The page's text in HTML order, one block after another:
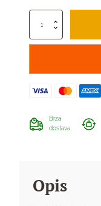
Plinking
Brza
dostava
Opis